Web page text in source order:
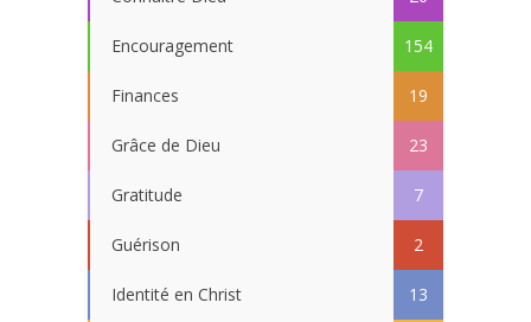
Encouragement 154
Finances 19
Grâce de Dieu 23
Gratitude 7
Guérison 2
Identité en Christ 13